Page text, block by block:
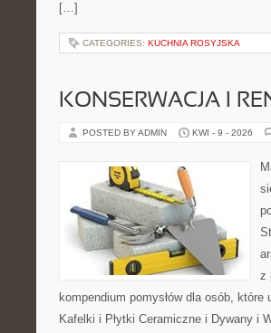
[…]
CATEGORIES: KUCHNIA ROSYJSKA
KONSERWACJA I
POSTED BY ADMIN KWI - 9 - 2026
z
kompendium pomysłów dla osób,
Kafelki i Płytki Ceramiczne i Dywany i